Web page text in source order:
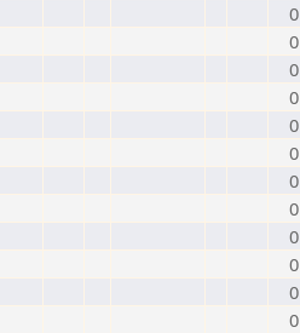
0
0
0
0
0
0
0
0
0
0
0
0